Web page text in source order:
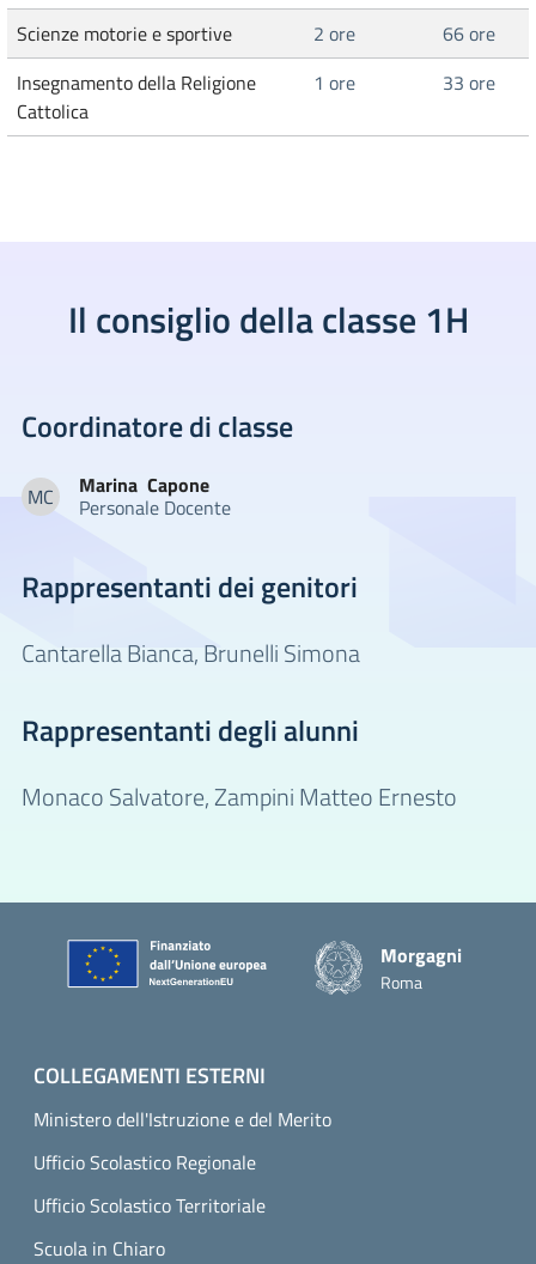
Scienze motorie e sportive
2 ore
66 ore
Insegnamento della Religione
Cattolica
1 ore 33 ore
Il consiglio della classe 1H
Coordinatore di classe
MCMarina Capone
Marina Capone
Personale Docente
Rappresentanti dei genitori
Cantarella Bianca,Brunelli Simona
Rappresentanti degli alunni
Monaco Salvatore,Zampini Matteo Ernesto
Piè di pagina
Morgagni
Roma
COLLEGAMENTI ESTERNI
Ministero dell'Istruzione e del Merito
Ufficio Scolastico Regionale
Ufficio Scolastico Territoriale
Scuola in Chiaro